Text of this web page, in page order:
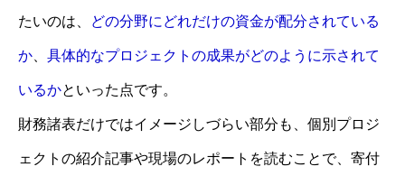
たいのは、 どの分野にどれだけの資金が配分されている
か 具体的なプロジェクトの成果がどのように示されて
いるかといった点です。
財務諸表だけではイメージしづらい部分も、個別プロジ
ェクトの紹介記事や現場のレポートを読むことで、寄付